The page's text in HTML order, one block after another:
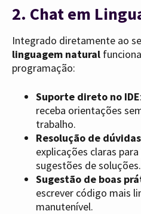
2. Chat em
Integrado diretamente ao
linguagem natural
programação:
Suporte direto no IDE
receba orientações
trabalho.
Resolução de
explicações claras
sugestões de soluções.
Sugestão de boas
escrever código mais
manutenível.